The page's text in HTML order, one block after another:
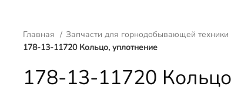
Главная
Запчасти для горнодобывающей техники
178-13-11720 Кольцо, уплотнение
178-13-11720